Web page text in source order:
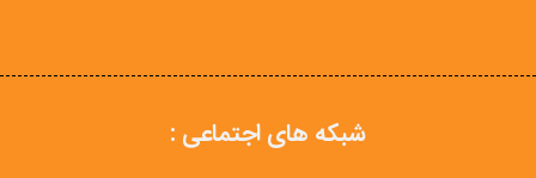
شبکه های اجتماعی :